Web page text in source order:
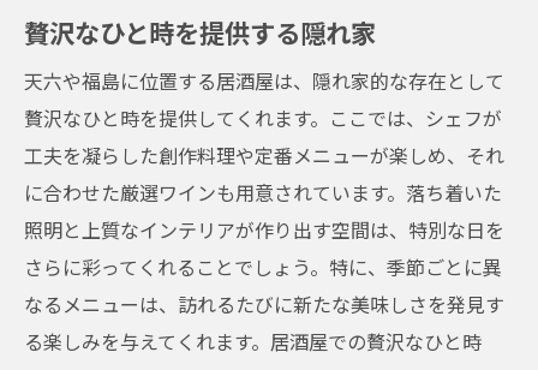
贅沢なひと時を提供する隠れ家
天六や福島に位置する居酒屋は、隠れ家的な存在として
贅沢なひと時を提供してくれます。ここでは、シェフが
工夫を凝らした創作料理や定番メニューが楽しめ、それ
に合わせた厳選ワインも用意されています。落ち着いた
照明と上質なインテリアが作り出す空間は、特別な日を
さらに彩ってくれることでしょう。特に、季節ごとに異
なるメニューは、訪れるたびに新たな美味しさを発見す
る楽しみを与えてくれます。居酒屋での贅沢なひと時